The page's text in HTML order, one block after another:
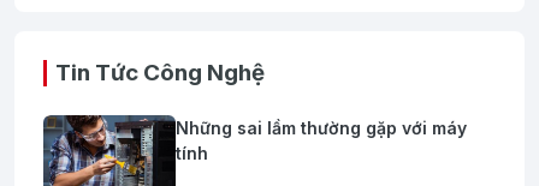
Tin Tức Công Nghệ
Những sai lầm thường gặp với máy
tính